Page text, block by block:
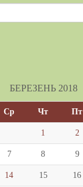
БЕРЕЗЕНЬ 2018
Ср Чт Пт
1 2
7 8 9
14 15 16